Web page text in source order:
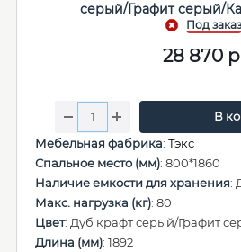
серый/Графит серый/
28 870
В
Мебельная фабрика: Тэкс
Спальное место (мм): 800*1860
Наличие емкости для хранения:
Макс. нагрузка (кг): 80
Цвет: Дуб крафт серый/Графит
Длина (мм): 1892